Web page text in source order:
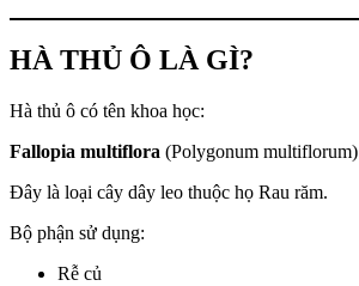
HÀ THỦ Ô LÀ GÌ?
Hà thủ ô có tên khoa học:
Fallopia multiflora (Polygonum multiflorum)
Đây là loại cây dây leo thuộc họ Rau răm.
Bộ phận sử dụng:
Rễ củ